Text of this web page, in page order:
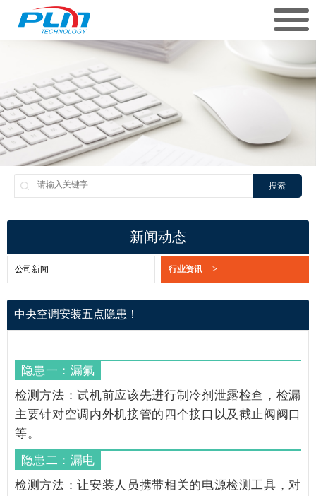
搜索
新闻动态
公司新闻 行业资讯 >
中央空调安装五点隐患！
隐患一：漏氟
检测方法：试机前应该先进行制冷剂泄露检查，检漏
主要针对空调内外机接管的四个接口以及截止阀阀口
等。
隐患二：漏电
检测方法：让安装人员携带相关的电源检测工具，对